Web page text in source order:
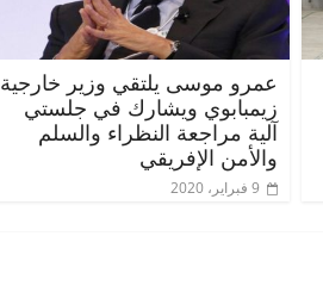
عمرو موسى يلتقي وزير خارجية
زيمبابوي ويشارك في جلستي
آلية مراجعة النظراء والسلم
والأمن الإفريقي
9 فبراير، 2020